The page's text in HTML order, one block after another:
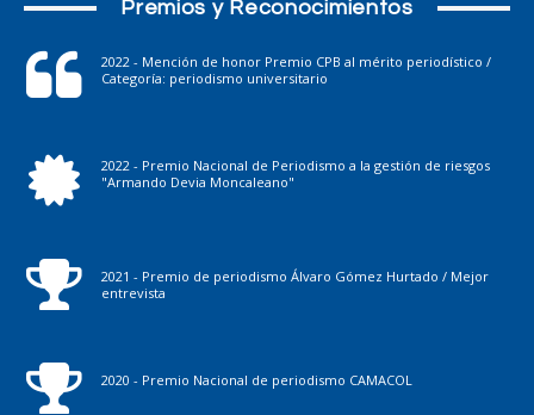
Premios y Reconocimientos
2022 - Mención de honor Premio CPB al mérito periodístico /
Categoría: periodismo universitario
2022 - Premio Nacional de Periodismo a la gestión de riesgos
"Armando Devia Moncaleano"
2021 - Premio de periodismo Álvaro Gómez Hurtado / Mejor
entrevista
2020 - Premio Nacional de periodismo CAMACOL